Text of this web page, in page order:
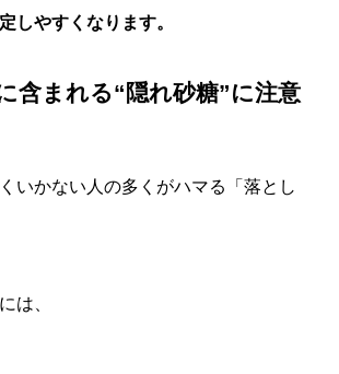
しやすくなります。
含まれる“隠れ砂糖”に注意
いかない人の多くがハマる「落とし
は、